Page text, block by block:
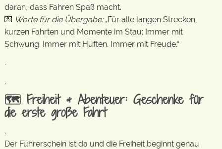
daran, dass Fahren Spaß macht.
💌 Worte für die Übergabe:„Für alle langen Strecken,
kurzen Fahrten und Momente im Stau: Immer mit
Schwung. Immer mit Hüften. Immer mit Freude.“
.
.
🗺️ Freiheit & Abenteuer: Geschenke für
die erste große Fahrt
.
Der Führerschein ist da und die Freiheit beginnt genau